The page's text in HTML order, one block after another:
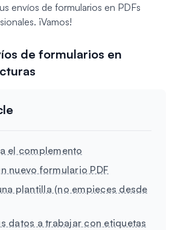
envíos de formularios en PDFs
¡Vamos!
de formularios en
el complemento
nuevo formulario PDF
plantilla (no empieces desde
datos a trabajar con etiquetas